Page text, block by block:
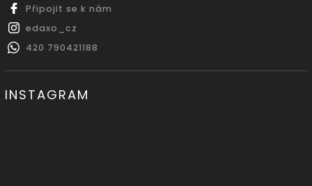
Připojit se k nám
edaxo_cz
420 790421188
INSTAGRAM